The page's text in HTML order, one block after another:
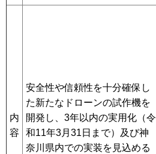
内
容
安全性や信頼性を十分確保し
た新たなドローンの試作機を
開発し、3年以内の実用化（令
和11年3月31日まで）及び神
奈川県内での実装を見込める